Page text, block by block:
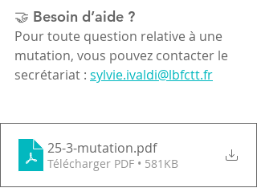
🤝 Besoin d’aide ?
Pour toute question relative à une
mutation, vous pouvez contacter le
secrétariat : sylvie.ivaldi@lbfctt.fr
25-3-mutation.pdf
Télécharger PDF • 581KB